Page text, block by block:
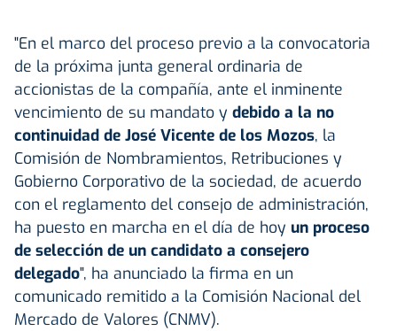
"En el marco del proceso previo a la convocatoria
de la próxima junta general ordinaria de
accionistas de la compañía, ante el inminente
vencimiento de su mandato y debido a la no
continuidad de José Vicente de los Mozos, la
Comisión de Nombramientos, Retribuciones y
Gobierno Corporativo de la sociedad, de acuerdo
con el reglamento del consejo de administración,
ha puesto en marcha en el día de hoy un proceso
de selección de un candidato a consejero
delegado", ha anunciado la firma en un
comunicado remitido a la Comisión Nacional del
Mercado de Valores (CNMV).